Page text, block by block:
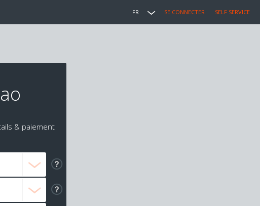
FR SE CONNECTER SELF SERVICE
& paiement